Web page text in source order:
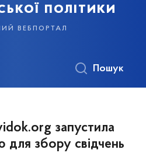
політики
вебпортал
Пошук
запустила
для збору свідчень